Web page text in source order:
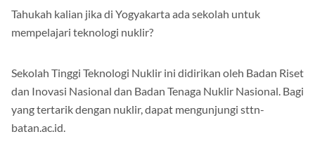
Tahukah kalian jika di Yogyakarta ada sekolah untuk
mempelajari teknologi nuklir?
Sekolah Tinggi Teknologi Nuklir ini didirikan oleh Badan Riset
dan Inovasi Nasional dan Badan Tenaga Nuklir Nasional. Bagi
yang tertarik dengan nuklir, dapat mengunjungi sttn-
batan.ac.id.